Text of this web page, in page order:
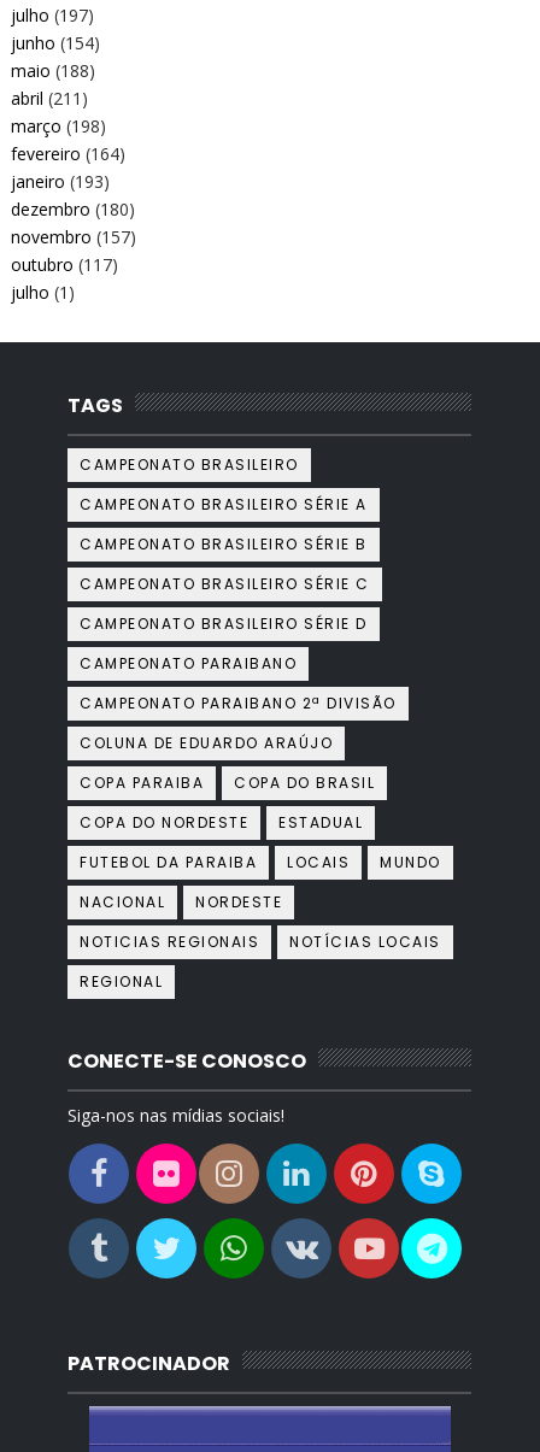
julho (197)
junho (154)
maio (188)
abril (211)
março (198)
fevereiro (164)
janeiro (193)
dezembro (180)
novembro (157)
outubro (117)
julho (1)
TAGS
CAMPEONATO BRASILEIRO
CAMPEONATO BRASILEIRO SÉRIE A
CAMPEONATO BRASILEIRO SÉRIE B
CAMPEONATO BRASILEIRO SÉRIE C
CAMPEONATO BRASILEIRO SÉRIE D
CAMPEONATO PARAIBANO
CAMPEONATO PARAIBANO 2ª DIVISÃO
COLUNA DE EDUARDO ARAÚJO
COPA PARAIBA
COPA DO BRASIL
COPA DO NORDESTE
ESTADUAL
FUTEBOL DA PARAIBA
LOCAIS
MUNDO
NACIONAL
NORDESTE
NOTICIAS REGIONAIS
NOTÍCIAS LOCAIS
REGIONAL
CONECTE-SE CONOSCO
Siga-nos nas mídias sociais!
PATROCINADOR